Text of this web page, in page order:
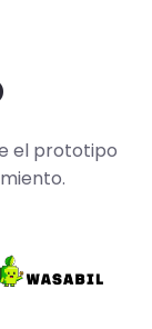
el prototipo